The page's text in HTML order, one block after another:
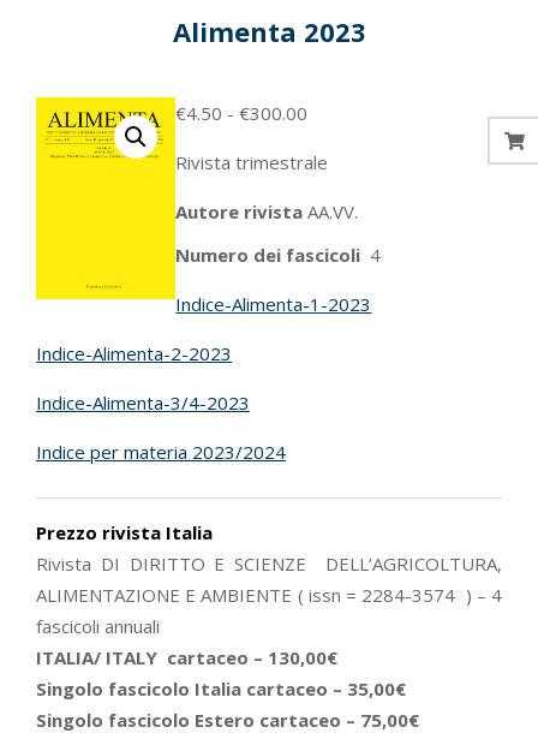
Alimenta 2023
€4.50 - €300.00
prezzo:
da
a
€300.00
Rivista trimestrale
Autore rivista AA.VV.
Numero dei fascicoli 4
Indice-Alimenta-1-2023
Indice-Alimenta-2-2023
Indice-Alimenta-3/4-2023
Indice per materia 2023/2024
Prezzo rivista Italia
Rivista DI DIRITTO E SCIENZE DELL’AGRICOLTURA,
ALIMENTAZIONE E AMBIENTE ( issn = 2284-3574 ) – 4
fascicoli annuali
ITALIA/ ITALY cartaceo – 130,00€
Singolo fascicolo Italia cartaceo – 35,00€
Singolo fascicolo Estero cartaceo – 75,00€